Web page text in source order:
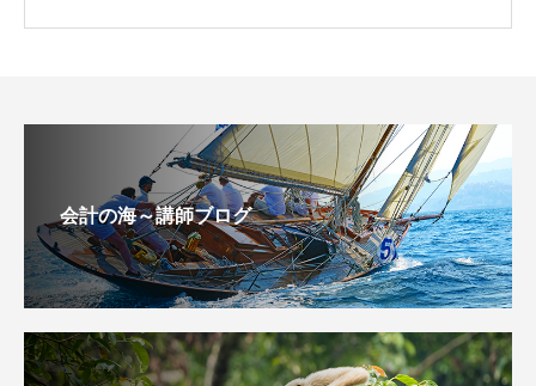
会計の海～講師ブログ